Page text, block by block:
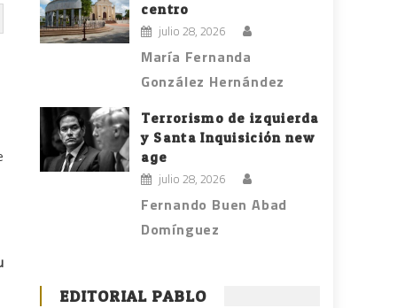
centro
julio 28, 2026
María Fernanda
González Hernández
Terrorismo de izquierda
y Santa Inquisición new
age
julio 28, 2026
Fernando Buen Abad
Domínguez
EDITORIAL PABLO